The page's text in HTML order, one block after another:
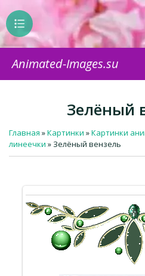
Animated-Images.su
Зелёный
Главная »Картинки »Картинки
линеечки » Зелёный вензель